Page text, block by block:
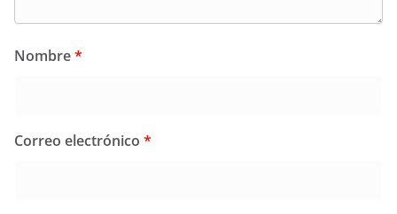
Nombre*
Correo electrónico *